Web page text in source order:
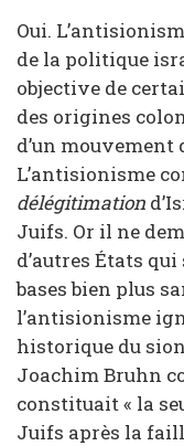
Oui.
de la politique
objective de
des origines
d’un
L’antisionisme
délégitimation
Juifs. Or il ne
d’autres États
bases bien plus
l’antisionisme
historique du
Joachim Bruhn
constituait « la
Juifs après la